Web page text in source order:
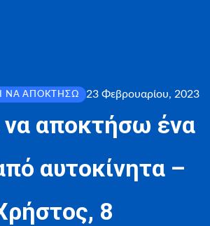
ΝΑ ΑΠΟΚΤΉΣΩ 23 Φεβρουαρίου, 2023
να αποκτήσω ένα
αυτοκίνητα –
8